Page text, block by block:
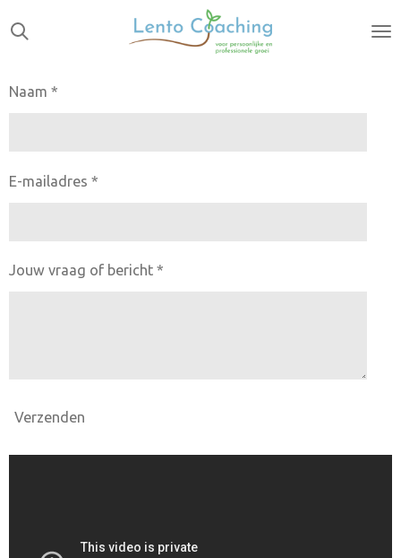
Ga
direct
de
Naam *
E-mailadres *
Jouw vraag of bericht *
Verzenden